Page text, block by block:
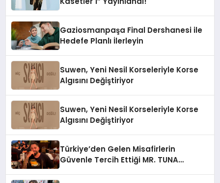
Gaziosmanpaşa Final Dershanesi ile
Hedefe Planlı İlerleyin
Suwen, Yeni Nesil Korseleriyle Korse
Algısını Değiştiriyor
Suwen, Yeni Nesil Korseleriyle Korse
Algısını Değiştiriyor
Türkiye’den Gelen Misafirlerin
Güvenle Tercih Ettiği MR. TUNA